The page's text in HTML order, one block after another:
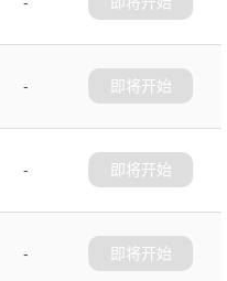
-
即将开始
-
即将开始
-
即将开始